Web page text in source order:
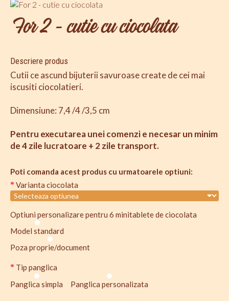
For 2 - cutie cu ciocolata
Descriere produs
Cutii ce ascund bijuterii savuroase create de cei mai
iscusiti ciocolatieri.
Dimensiune: 7,4 /4 /3,5 cm
Pentru executarea unei comenzi e necesar un minim
de 4 zile lucratoare + 2 zile transport.
Poti comanda acest produs cu urmatoarele optiuni:
Varianta ciocolata
Optiuni personalizare pentru 6 minitablete de ciocolata
Model standard
Poza proprie/document
Tip panglica
Panglica simpla
Panglica personalizata